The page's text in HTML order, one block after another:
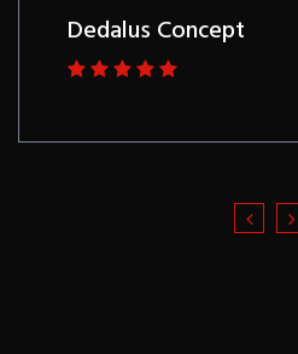
Dedalus Concept